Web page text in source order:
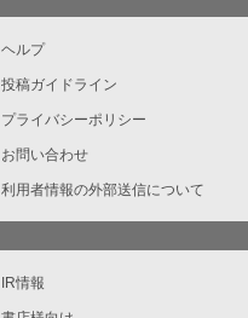
ヘルプ
投稿ガイドライン
プライバシーポリシー
お問い合わせ
利用者情報の外部送信について
IR情報